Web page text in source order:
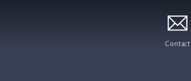
Contact